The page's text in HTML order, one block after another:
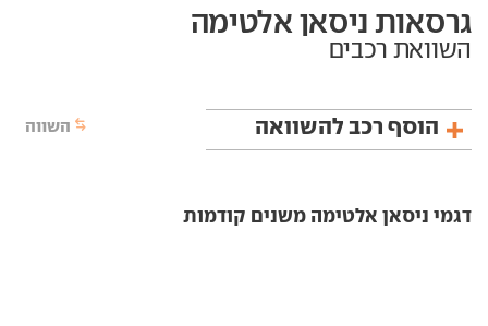
גרסאות ניסאן אלטימה
השוואת רכבים
הוסף רכב להשוואה השווה
דגמי ניסאן אלטימה משנים קודמות